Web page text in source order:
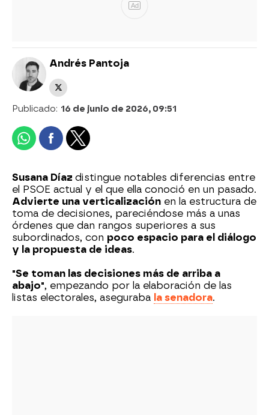
Ad
Andrés Pantoja
Publicado: 16 de junio de 2026, 09:51
Susana Díaz distingue notables diferencias entre
el PSOE actual y el que ella conoció en un pasado.
Advierte una verticalización en la estructura de
toma de decisiones, pareciéndose más a unas
órdenes que dan rangos superiores a sus
subordinados, con poco espacio para el diálogo
y la propuesta de ideas.
"Se toman las decisiones más de arriba a
abajo", empezando por la elaboración de las
listas electorales, aseguraba la senadora.